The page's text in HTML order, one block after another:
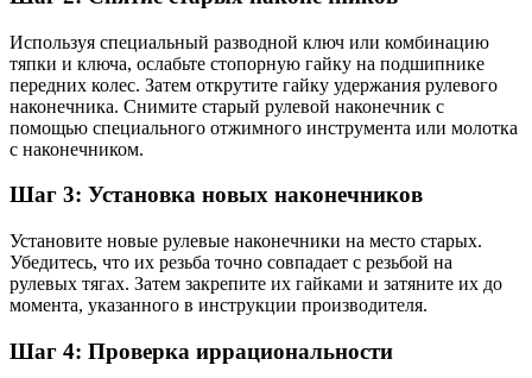
Используя специальный разводной ключ или комбинацию
тяпки и ключа, ослабьте стопорную гайку на подшипнике
передних колес. Затем открутите гайку удержания рулевого
наконечника. Снимите старый рулевой наконечник с
помощью специального отжимного инструмента или молотка
с наконечником.
Шаг 3: Установка новых наконечников
Установите новые рулевые наконечники на место старых.
Убедитесь, что их резьба точно совпадает с резьбой на
рулевых тягах. Затем закрепите их гайками и затяните их до
момента, указанного в инструкции производителя.
Шаг 4: Проверка иррациональности